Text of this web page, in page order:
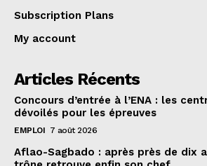
Subscription Plans
My account
Articles Récents
Concours d’entrée à l’ENA : les
dévoilés pour les épreuves
EMPLOI 7 août 2026
Aflao-Sagbado : après près de dix